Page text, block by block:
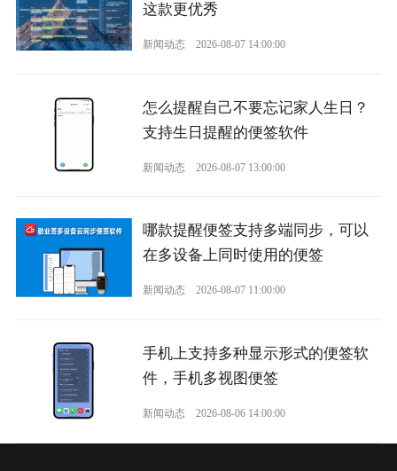
这款更优秀
新闻动态 2026-08-07 14:00:00
怎么提醒自己不要忘记家人生日？
支持生日提醒的便签软件
新闻动态 2026-08-07 13:00:00
哪款提醒便签支持多端同步，可以
在多设备上同时使用的便签
新闻动态 2026-08-07 11:00:00
手机上支持多种显示形式的便签软
件，手机多视图便签
新闻动态 2026-08-06 14:00:00